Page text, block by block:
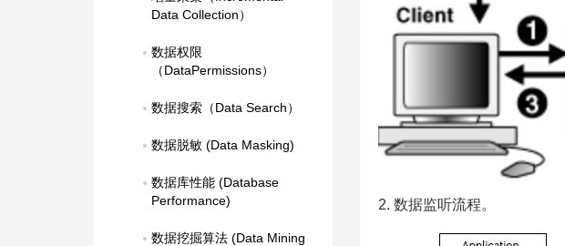
Data Collection）
数据权限
（DataPermissions）
数据搜索（Data Search）
数据脱敏 (Data Masking)
数据库性能 (Database
Performance)
数据挖掘算法 (Data Mining
2. 数据监听流程。